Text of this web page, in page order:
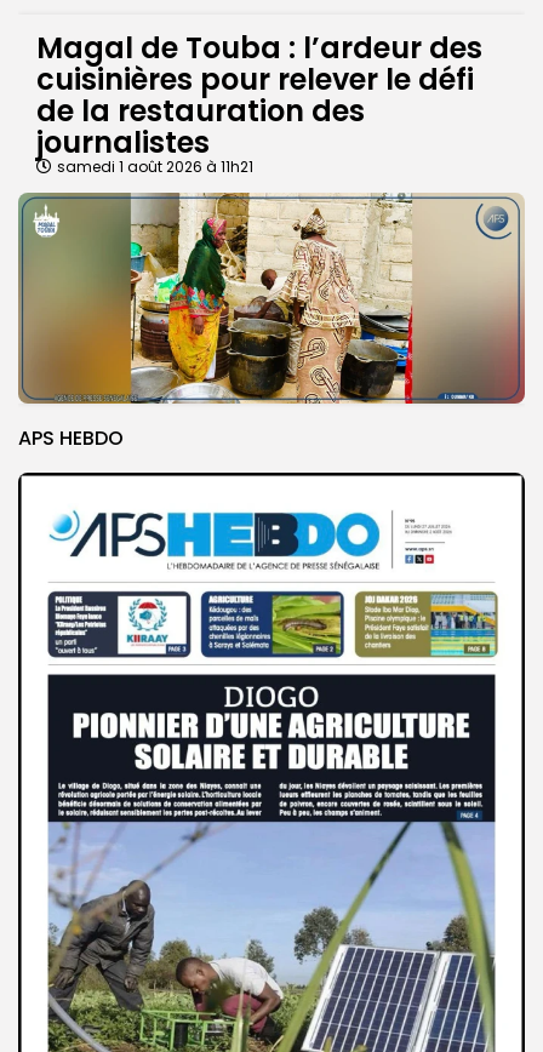
Magal de Touba : l’ardeur des
cuisinières pour relever le défi
de la restauration des
journalistes
samedi 1 août 2026 à 11h21
APS HEBDO